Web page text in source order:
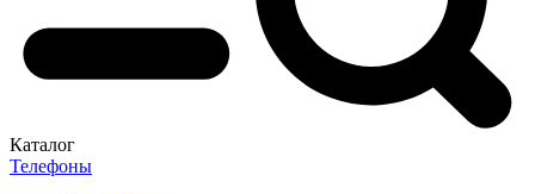
Каталог
Телефоны